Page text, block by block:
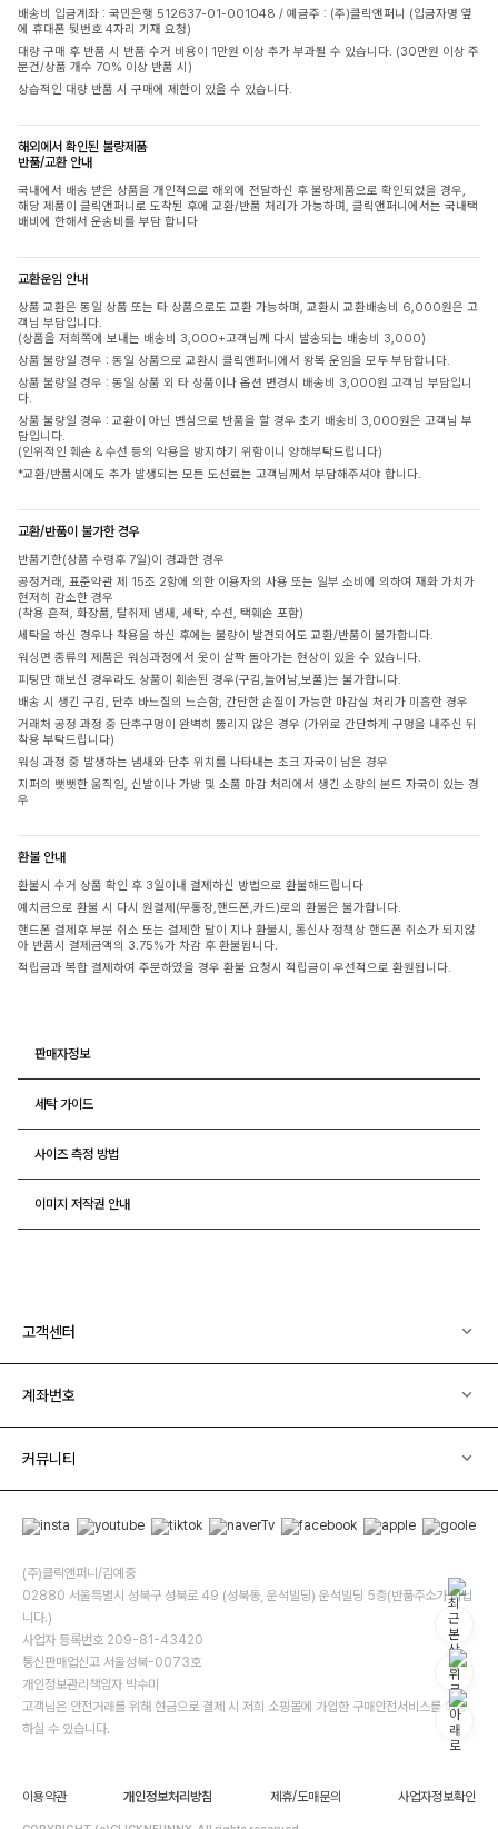
배송비 입금계좌 : 국민은행 512637-01-001048 / 예금주 : (주)클릭앤퍼니 (입금자명 옆
에 휴대폰 뒷번호 4자리 기재 요청)
대량 구매 후 반품 시 반품 수거 비용이 1만원 이상 추가 부과될 수 있습니다. (30만원 이상 주
문건/상품 개수 70% 이상 반품 시)
상습적인 대량 반품 시 구매에 제한이 있을 수 있습니다.
해외에서 확인된 불량제품
반품/교환 안내
국내에서 배송 받은 상품을 개인적으로 해외에 전달하신 후 불량제품으로 확인되었을 경우,
해당 제품이 클릭앤퍼니로 도착된 후에 교환/반품 처리가 가능하며, 클릭앤퍼니에서는 국내택
배비에 한해서 운송비를 부담 합니다
교환운임 안내
상품 교환은 동일 상품 또는 타 상품으로도 교환 가능하며, 교환시 교환배송비 6,000원은 고
객님 부담입니다.
(상품을 저희쪽에 보내는 배송비 3,000+고객님께 다시 발송되는 배송비 3,000)
상품 불량일 경우 : 동일 상품으로 교환시 클릭앤퍼니에서 왕복 운임을 모두 부담합니다.
상품 불량일 경우 : 동일 상품 외 타 상품이나 옵션 변경시 배송비 3,000원 고객님 부담입니
다.
상품 불량일 경우 : 교환이 아닌 변심으로 반품을 할 경우 초기 배송비 3,000원은 고객님 부
담입니다.
(인위적인 훼손 & 수선 등의 악용을 방지하기 위함이니 양해부탁드립니다)
*교환/반품시에도 추가 발생되는 모든 도선료는 고객님께서 부담해주셔야 합니다.
교환/반품이 불가한 경우
반품기한(상품 수령후 7일)이 경과한 경우
공정거래, 표준약관 제 15조 2항에 의한 이용자의 사용 또는 일부 소비에 의하여 재화 가치가
현저히 감소한 경우
(착용 흔적, 화장품, 탈취제 냄새, 세탁, 수선, 택훼손 포함)
세탁을 하신 경우나 착용을 하신 후에는 불량이 발견되어도 교환/반품이 불가합니다.
워싱면 종류의 제품은 워싱과정에서 옷이 살짝 돌아가는 현상이 있을 수 있습니다.
피팅만 해보신 경우라도 상품이 훼손된 경우(구김,늘어남,보풀)는 불가합니다.
배송 시 생긴 구김, 단추 바느질의 느슨함, 간단한 손질이 가능한 마감실 처리가 미흡한 경우
거래처 공정 과정 중 단추구멍이 완벽히 뚫리지 않은 경우 (가위로 간단하게 구멍을 내주신 뒤
착용 부탁드립니다)
워싱 과정 중 발생하는 냄새와 단추 위치를 나타내는 초크 자국이 남은 경우
지퍼의 뻣뻣한 움직임, 신발이나 가방 및 소품 마감 처리에서 생긴 소량의 본드 자국이 있는 경
우
환불 안내
환불시 수거 상품 확인 후 3일이내 결제하신 방법으로 환불해드립니다
예치금으로 환불 시 다시 원결제(무통장,핸드폰,카드)로의 환불은 불가합니다.
핸드폰 결제후 부분 취소 또는 결제한 달이 지나 환불시, 통신사 정책상 핸드폰 취소가 되지않
아 반품시 결제금액의 3.75%가 차감 후 환불됩니다.
적립금과 복합 결제하여 주문하였을 경우 환불 요청시 적립금이 우선적으로 환원됩니다.
판매자정보
세탁 가이드
사이즈 측정 방법
이미지 저작권 안내
고객센터
계좌번호
커뮤니티
(주)클릭앤퍼니/김예중
02880 서울특별시 성북구 성북로 49 (성북동, 운석빌딩) 운석빌딩 5층(반품주소가 아닙
니다.)
사업자 등록번호 209-81-43420
통신판매업신고 서울성북-0073호
개인정보관리책임자 박수미
고객님은 안전거래를 위해 현금으로 결제 시 저희 소핑몰에 가입한 구매안전서비스를 이용
하실 수 있습니다.
이용약관 개인정보처리방침 제휴/도매문의 사업자정보확인